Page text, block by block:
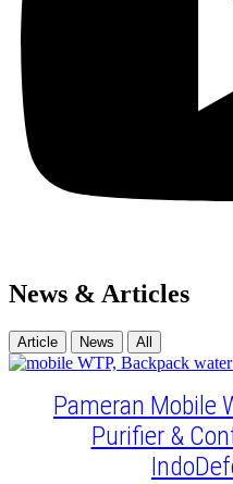
News & Articles
Article News All
Pameran Mobile
Purifier &